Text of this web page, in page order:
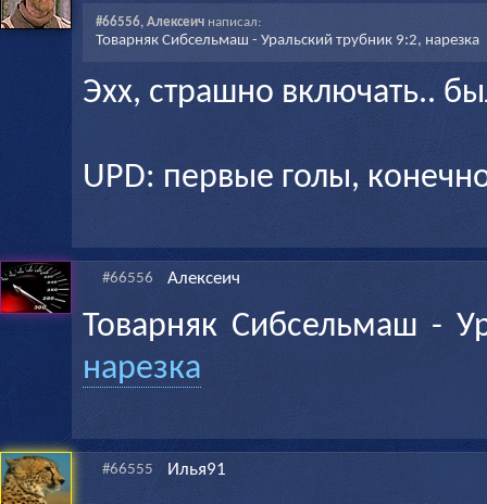
#66556, Алексеичнаписал:
Товарняк Сибсельмаш - Уральский трубник 9:2, нарезка
Эхх, страшно включать..
UPD: первые голы,
#66556 Алексеич
Товарняк Сибсельмаш -
нарезка
#66555 Илья91